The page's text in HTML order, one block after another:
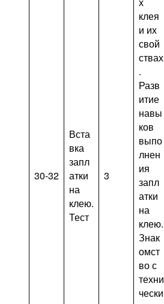
30-32
Вста
вка
запл
атки
на
клею.
Тест
3
клея
и их
свой
ствах
.
Разв
итие
навы
ков
выпо
лнен
ия
запл
атки
на
клею.
Знак
омст
во с
техни
чески